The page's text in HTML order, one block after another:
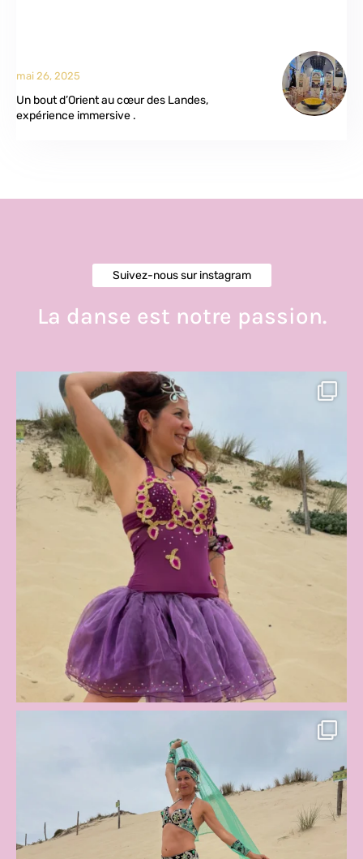
mai 26, 2025
Un bout d’Orient au cœur des Landes,
expérience immersive .
Suivez-nous sur instagram
La danse est notre passion.